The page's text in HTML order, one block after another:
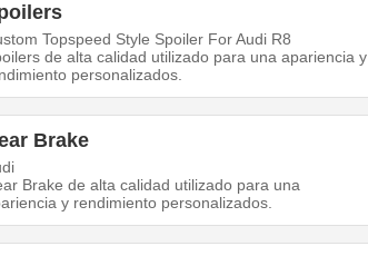
Topspeed Style Spoiler For Audi R8
de alta calidad utilizado para una apariencia y
personalizados.
Brake
Brake de alta calidad utilizado para una
y rendimiento personalizados.